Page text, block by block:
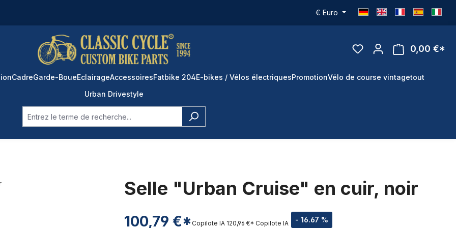
€ Euro
0,00 €*
CadreGarde-BoueEclairageAccessoiresFatbike 204E-bikes / Vélos électriquesPromotionVélo de course vintagetout
Urban Drivestyle
Selle "Urban Cruise" en cuir, noir
100,79 €* - 16.67 %
Copilote IA 120,96 €* Copilote IA